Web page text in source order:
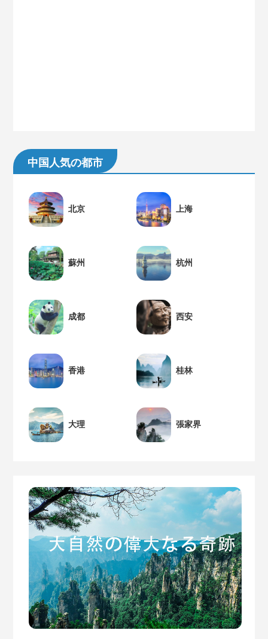
中国人気の都市
北京 上海
蘇州 杭州
成都 西安
香港 桂林
大理 張家界